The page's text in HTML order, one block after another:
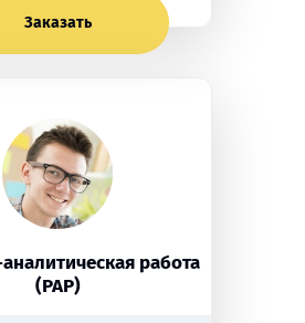
Заказать
работа
(РАР)